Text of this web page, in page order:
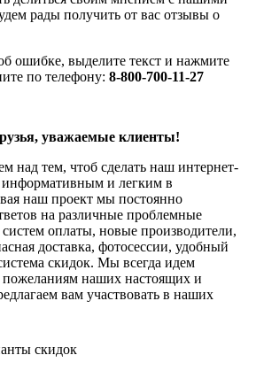
рады получить от вас отзывы о
ошибке, выделите текст и нажмите
по телефону: 8-800-700-11-27
уважаемые клиенты!
над тем, чтоб сделать наш интернет-
информативным и легким в
наш проект мы постоянно
на различные проблемные
оплаты, новые производители,
доставка, фотосессии, удобный
скидок. Мы всегда идем
пожеланиям наших настоящих и
вам участвовать в наших
скидок